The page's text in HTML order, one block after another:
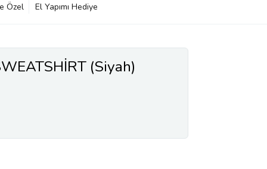
Özel El Yapımı Hediye
(Siyah)